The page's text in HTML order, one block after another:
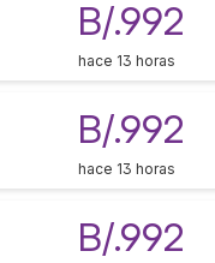
B/.992
hace 13 horas
B/.992
hace 13 horas
B/.992